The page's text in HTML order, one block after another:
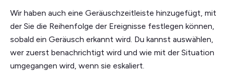
Wir haben auch eine Geräuschzeitleiste hinzugefügt, mit
der Sie die Reihenfolge der Ereignisse festlegen können,
sobald ein Geräusch erkannt wird. Du kannst auswählen,
wer zuerst benachrichtigt wird und wie mit der Situation
umgegangen wird, wenn sie eskaliert.